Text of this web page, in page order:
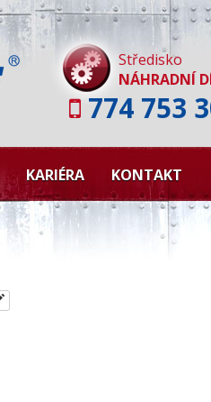
Středisko
NÁHRADNÍ
774 753
Skip
to
content
KARIÉRA KONTAKT